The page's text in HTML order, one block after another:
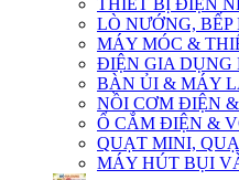
LÒ NƯỚNG, BẾP
MÁY MÓC &
ĐIỆN GIA DỤNG
BÀN ỦI & MÁY
NỒI CƠM ĐIỆN
Ổ CẮM ĐIỆN &
QUẠT MINI,
MÁY HÚT BỤI